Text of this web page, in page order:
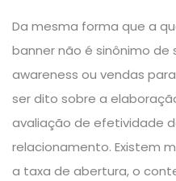
Da mesma forma que a
banner não é sinônimo
awareness ou vendas
ser dito sobre a
avaliação de efetividade
relacionamento. Existem
a taxa de abertura, o